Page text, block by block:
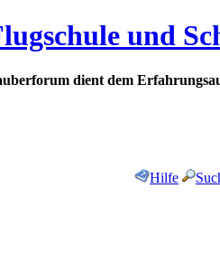
und
dient dem
Hilfe